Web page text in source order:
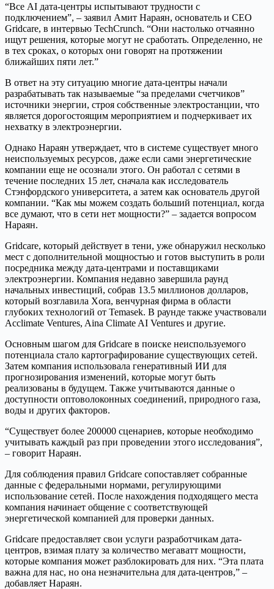
“Все AI дата-центры испытывают трудности с
подключением”, – заявил Амит Нараян, основатель и CEO
Gridcare, в интервью TechCrunch. “Они настолько отчаянно
ищут решения, которые могут не сработать. Определенно, не
в тех сроках, о которых они говорят на протяжении
ближайших пяти лет.”
В ответ на эту ситуацию многие дата-центры начали
разрабатывать так называемые “за пределами счетчиков”
источники энергии, строя собственные электростанции, что
является дорогостоящим мероприятием и подчеркивает их
нехватку в электроэнергии.
Однако Нараян утверждает, что в системе существует много
неиспользуемых ресурсов, даже если сами энергетические
компании еще не осознали этого. Он работал с сетями в
течение последних 15 лет, сначала как исследователь
Стэнфордского университета, а затем как основатель другой
компании. “Как мы можем создать больший потенциал, когда
все думают, что в сети нет мощности?” – задается вопросом
Нараян.
Gridcare, который действует в тени, уже обнаружил несколько
мест с дополнительной мощностью и готов выступить в роли
посредника между дата-центрами и поставщиками
электроэнергии. Компания недавно завершила раунд
начальных инвестиций, собрав 13.5 миллионов долларов,
который возглавила Xora, венчурная фирма в области
глубоких технологий от Temasek. В раунде также участвовали
Acclimate Ventures, Aina Climate AI Ventures и другие.
Основным шагом для Gridcare в поиске неиспользуемого
потенциала стало картографирование существующих сетей.
Затем компания использовала генеративный ИИ для
прогнозирования изменений, которые могут быть
реализованы в будущем. Также учитываются данные о
доступности оптоволоконных соединений, природного газа,
воды и других факторов.
“Существует более 200000 сценариев, которые необходимо
учитывать каждый раз при проведении этого исследования”,
– говорит Нараян.
Для соблюдения правил Gridcare сопоставляет собранные
данные с федеральными нормами, регулирующими
использование сетей. После нахождения подходящего места
компания начинает общение с соответствующей
энергетической компанией для проверки данных.
Gridcare предоставляет свои услуги разработчикам дата-
центров, взимая плату за количество мегаватт мощности,
которые компания может разблокировать для них. “Эта плата
важна для нас, но она незначительна для дата-центров,” –
добавляет Нараян.